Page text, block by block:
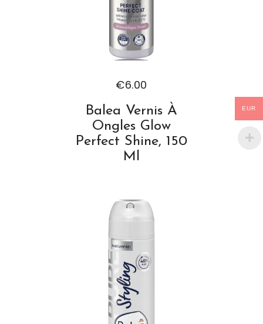
€6.00
Balea Vernis À
Ongles Glow
Perfect Shine, 150
Ml
EUR